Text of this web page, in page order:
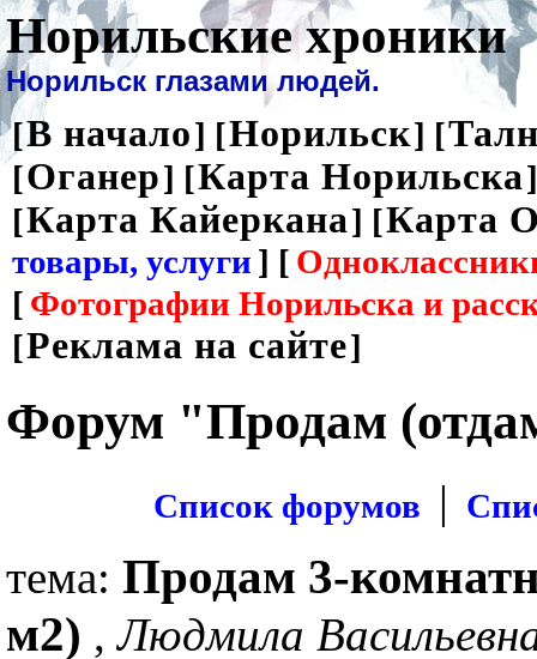
Норильские хроники
Норильск глазами людей.
[В начало] [Норильск] [
[Оганер] [Карта Норильска
[Карта Кайеркана] [Карта
товары, услуги ] [
[ Фотографии Норильска и
[Реклама на сайте]
Форум "Продам
Список форумов |
тема: Продам 3-
м2) ,Людмила